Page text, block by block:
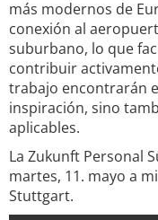
más modernos de
conexión al
suburbano, lo que
contribuir
trabajo encontrarán
inspiración, sino
aplicables.
La Zukunft Personal
martes, 11. mayo a
Stuttgart.